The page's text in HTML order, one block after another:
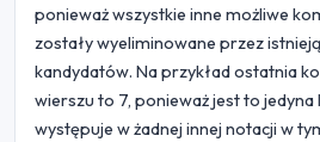
ponieważ wszystkie inne możliwe
zostały wyeliminowane przez
kandydatów. Na przykład ostatnia
wierszu to 7, ponieważ jest to jedyna
występuje w żadnej innej notacji w